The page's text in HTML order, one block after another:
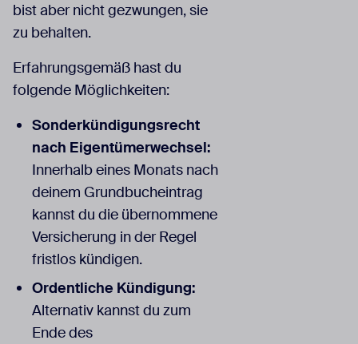
bist aber nicht gezwungen, sie
zu behalten.
Erfahrungsgemäß hast du
folgende Möglichkeiten:
Sonderkündigungsrecht
nach Eigentümerwechsel:
Innerhalb eines Monats nach
deinem Grundbucheintrag
kannst du die übernommene
Versicherung in der Regel
fristlos kündigen.
Ordentliche Kündigung:
Alternativ kannst du zum
Ende des